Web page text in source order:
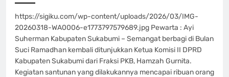
https://sigiku.com/wp-content/uploads/2026/03/IMG-
20260318-WA0006-e1773797579689.jpg Pewarta : Ayi
Suherman Kabupaten Sukabumi – Semangat berbagi di Bulan
Suci Ramadhan kembali ditunjukkan Ketua Komisi II DPRD
Kabupaten Sukabumi dari Fraksi PKB, Hamzah Gurnita.
Kegiatan santunan yang dilakukannya mencapai ribuan orang